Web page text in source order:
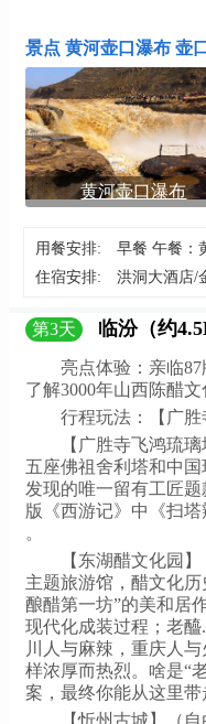
景点 黄河壶口瀑布 壶
黄河壶口瀑布
用餐安排:
早餐 午餐：
住宿安排:
洪洞大酒店/
第3天 临汾（约
亮点体验：亲临
了解3000年山西陈醋
行程玩法：【广胜
【广胜寺飞鸿琉
五座佛祖舍利塔和中
发现的唯一留有工匠
版《西游记》中《扫
。
【东湖醋文化园
主题旅游馆，醋文化
酿醋第一坊”的美和居
现代化成装过程；老醯
川人与麻辣，重庆人
样浓厚而热烈。啥是“
案，最终你能从这里
【忻州古城】（